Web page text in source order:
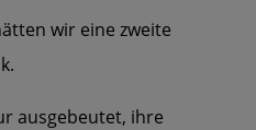
wir eine zweite
ausgebeutet, ihre